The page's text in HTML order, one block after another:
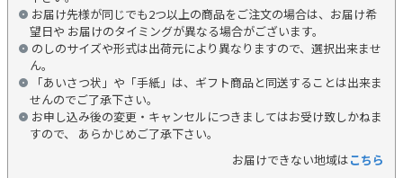
お届け先様が同じでも2つ以上の商品をご注文の場合は、お届け希
望日や お届けのタイミングが異なる場合がございます。
のしのサイズや形式は出荷元により異なりますので、選択出来ませ
ん。
「あいさつ状」や「手紙」は、ギフト商品と同送することは出来ま
せんのでご了承下さい。
お申し込み後の変更・キャンセルにつきましてはお受け致しかねま
すので、 あらかじめご了承下さい。
お届けできない地域はこちら